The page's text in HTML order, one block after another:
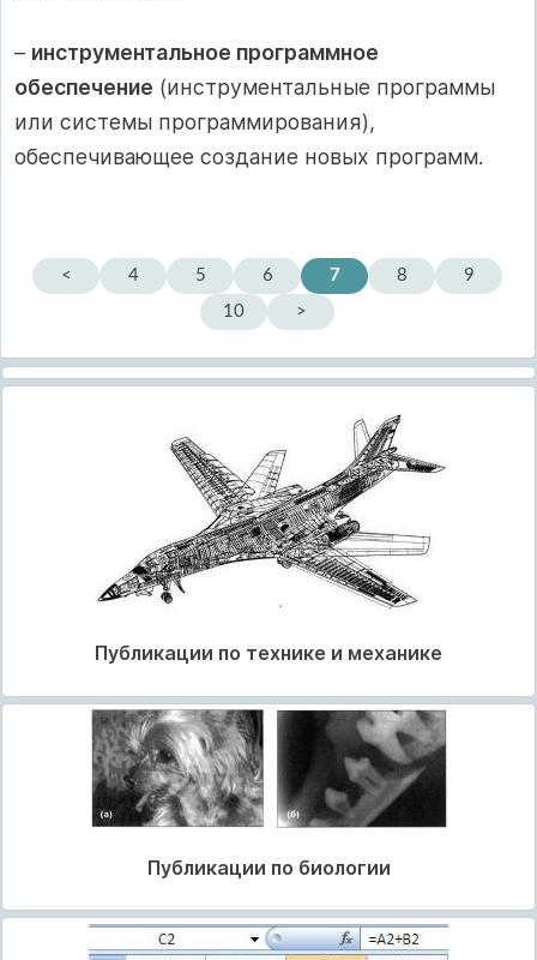
– инструментальное программное
обеспечение (инструментальные программы
или системы программирования),
обеспечивающее создание новых программ.
< 4 5 6 7 8
9
10
>
Публикации по технике и механике
Публикации по биологии